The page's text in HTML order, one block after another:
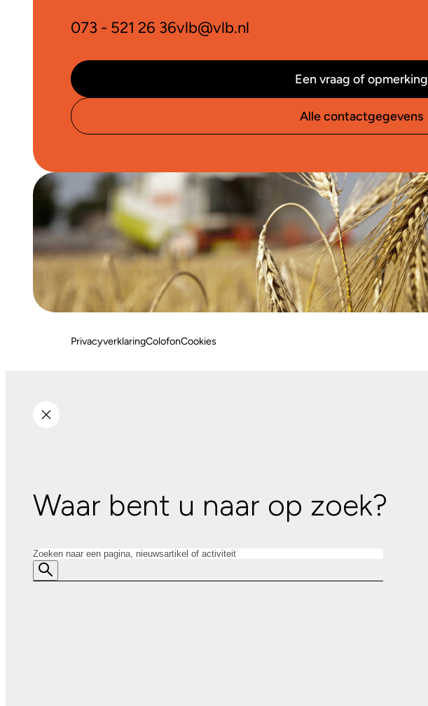
073 - 521 26 36vlb@vlb.nl
Een vraag of opmerking
Alle contactgegevens
PrivacyverklaringColofonCookies
Waar bent u naar op zoek?
Zoeken